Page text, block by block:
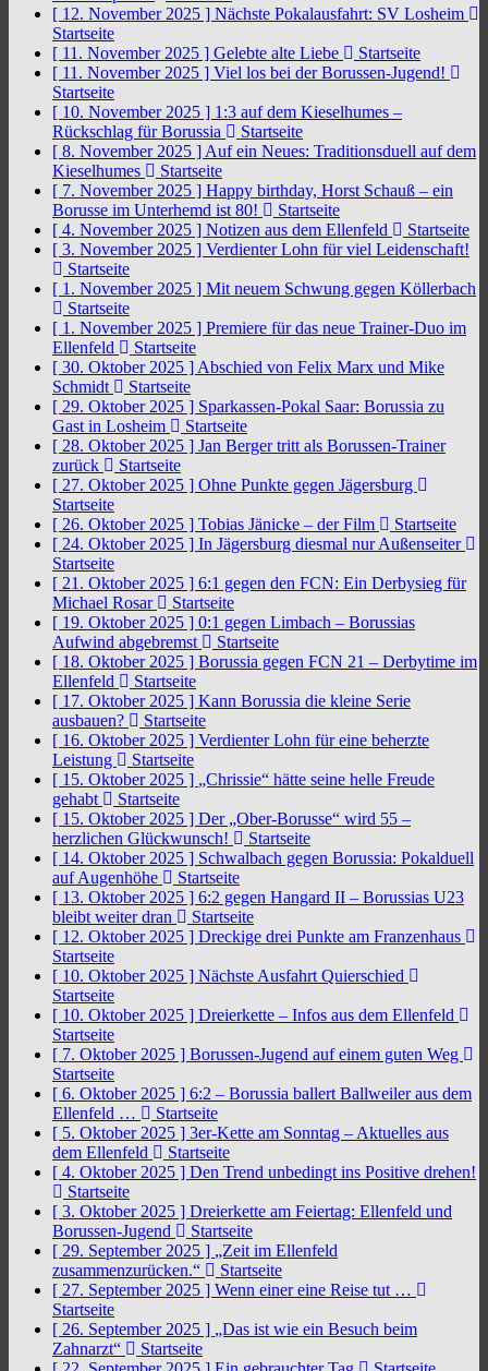
[ 12. November 2025 ] Nächste Pokalausfahrt: SV Losheim
Startseite
[ 11. November 2025 ] Gelebte alte Liebe
Startseite
[ 11. November 2025 ] Viel los bei der Borussen-Jugend!
Startseite
[ 10. November 2025 ] 1:3 auf dem Kieselhumes –
Rückschlag für Borussia
Startseite
[ 8. November 2025 ] Auf ein Neues: Traditionsduell auf dem
Kieselhumes
Startseite
[ 7. November 2025 ] Happy birthday, Horst Schauß – ein
Borusse im Unterhemd ist 80!
Startseite
[ 4. November 2025 ] Notizen aus dem Ellenfeld
Startseite
[ 3. November 2025 ] Verdienter Lohn für viel Leidenschaft!
Startseite
[ 1. November 2025 ] Mit neuem Schwung gegen Köllerbach
Startseite
[ 1. November 2025 ] Premiere für das neue Trainer-Duo im
Ellenfeld
Startseite
[ 30. Oktober 2025 ] Abschied von Felix Marx und Mike
Schmidt
Startseite
[ 29. Oktober 2025 ] Sparkassen-Pokal Saar: Borussia zu
Gast in Losheim
Startseite
[ 28. Oktober 2025 ] Jan Berger tritt als Borussen-Trainer
zurück
Startseite
[ 27. Oktober 2025 ] Ohne Punkte gegen Jägersburg
Startseite
[ 26. Oktober 2025 ] Tobias Jänicke – der Film
Startseite
[ 24. Oktober 2025 ] In Jägersburg diesmal nur Außenseiter
Startseite
[ 21. Oktober 2025 ] 6:1 gegen den FCN: Ein Derbysieg für
Michael Rosar
Startseite
[ 19. Oktober 2025 ] 0:1 gegen Limbach – Borussias
Aufwind abgebremst
Startseite
[ 18. Oktober 2025 ] Borussia gegen FCN 21 – Derbytime im
Ellenfeld
Startseite
[ 17. Oktober 2025 ] Kann Borussia die kleine Serie
ausbauen?
Startseite
[ 16. Oktober 2025 ] Verdienter Lohn für eine beherzte
Leistung
Startseite
[ 15. Oktober 2025 ] „Chrissie“ hätte seine helle Freude
gehabt
Startseite
[ 15. Oktober 2025 ] Der „Ober-Borusse“ wird 55 –
herzlichen Glückwunsch!
Startseite
[ 14. Oktober 2025 ] Schwalbach gegen Borussia: Pokalduell
auf Augenhöhe
Startseite
[ 13. Oktober 2025 ] 6:2 gegen Hangard II – Borussias U23
bleibt weiter dran
Startseite
[ 12. Oktober 2025 ] Dreckige drei Punkte am Franzenhaus
Startseite
[ 10. Oktober 2025 ] Nächste Ausfahrt Quierschied
Startseite
[ 10. Oktober 2025 ] Dreierkette – Infos aus dem Ellenfeld
Startseite
[ 7. Oktober 2025 ] Borussen-Jugend auf einem guten Weg
Startseite
[ 6. Oktober 2025 ] 6:2 – Borussia ballert Ballweiler aus dem
Ellenfeld …
Startseite
[ 5. Oktober 2025 ] 3er-Kette am Sonntag – Aktuelles aus
dem Ellenfeld
Startseite
[ 4. Oktober 2025 ] Den Trend unbedingt ins Positive drehen!
Startseite
[ 3. Oktober 2025 ] Dreierkette am Feiertag: Ellenfeld und
Borussen-Jugend
Startseite
[ 29. September 2025 ] „Zeit im Ellenfeld
zusammenzurücken.“
Startseite
[ 27. September 2025 ] Wenn einer eine Reise tut …
Startseite
[ 26. September 2025 ] „Das ist wie ein Besuch beim
Zahnarzt“
Startseite